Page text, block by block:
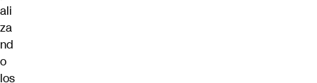
ali
za
nd
o
los